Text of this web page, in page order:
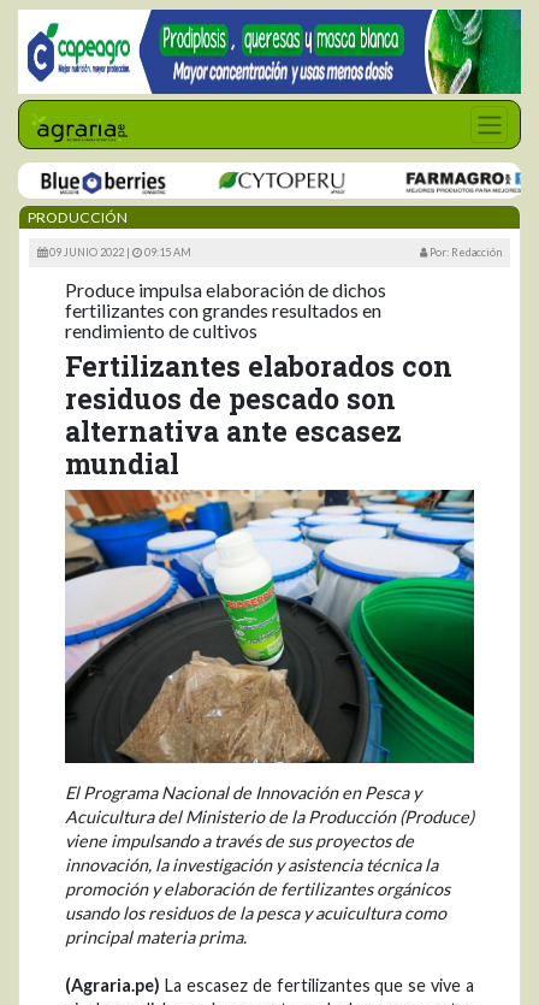
PRODUCCIÓN
09 JUNIO 2022 | 09:15 AM Por: Redacción
Produce impulsa elaboración de dichos
fertilizantes con grandes resultados en
rendimiento de cultivos
Fertilizantes elaborados con
residuos de pescado son
alternativa ante escasez
mundial
El Programa Nacional de Innovación en Pesca y
Acuicultura del Ministerio de la Producción (Produce)
viene impulsando a través de sus proyectos de
innovación, la investigación y asistencia técnica la
promoción y elaboración de fertilizantes orgánicos
usando los residuos de la pesca y acuicultura como
principal materia prima.
(Agraria.pe) La escasez de fertilizantes que se vive a